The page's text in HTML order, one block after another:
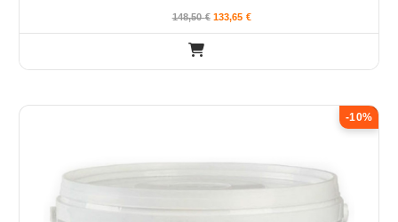
148,50€ 133,65 €
-10%